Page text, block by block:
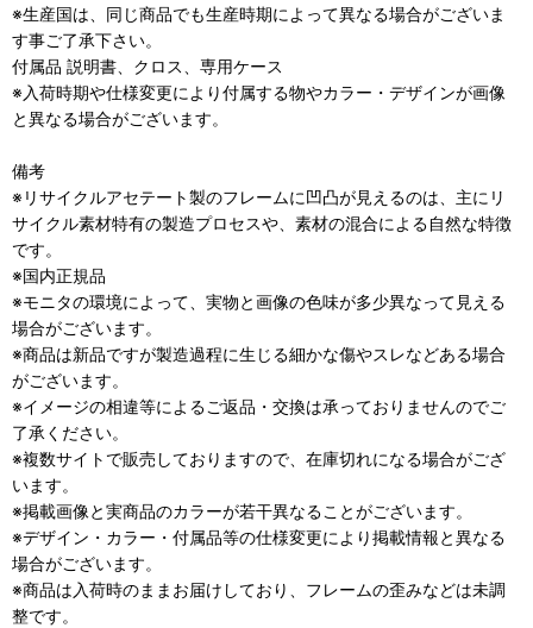
※生産国は、同じ商品でも生産時期によって異なる場合がございま
す事ご了承下さい。
付属品 説明書、クロス、専用ケース
※入荷時期や仕様変更により付属する物やカラー・デザインが画像
と異なる場合がございます。
備考
※リサイクルアセテート製のフレームに凹凸が見えるのは、主にリ
サイクル素材特有の製造プロセスや、素材の混合による自然な特徴
です。
※国内正規品
※モニタの環境によって、実物と画像の色味が多少異なって見える
場合がございます。
※商品は新品ですが製造過程に生じる細かな傷やスレなどある場合
がございます。
※イメージの相違等によるご返品・交換は承っておりませんのでご
了承ください。
※複数サイトで販売しておりますので、在庫切れになる場合がござ
います。
※掲載画像と実商品のカラーが若干異なることがございます。
※デザイン・カラー・付属品等の仕様変更により掲載情報と異なる
場合がございます。
※商品は入荷時のままお届けしており、フレームの歪みなどは未調
整です。